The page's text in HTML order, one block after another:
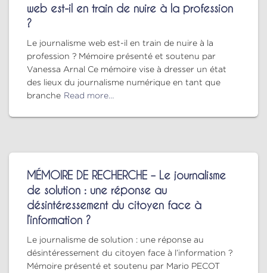
web est-il en train de nuire à la profession
?
Le journalisme web est-il en train de nuire à la
profession ? Mémoire présenté et soutenu par
Vanessa Arnal Ce mémoire vise à dresser un état
des lieux du journalisme numérique en tant que
branche Read more…
MÉMOIRE DE RECHERCHE – Le journalisme
de solution : une réponse au
désintéressement du citoyen face à
l’information ?
Le journalisme de solution : une réponse au
désintéressement du citoyen face à l’information ?
Mémoire présenté et soutenu par Mario PECOT